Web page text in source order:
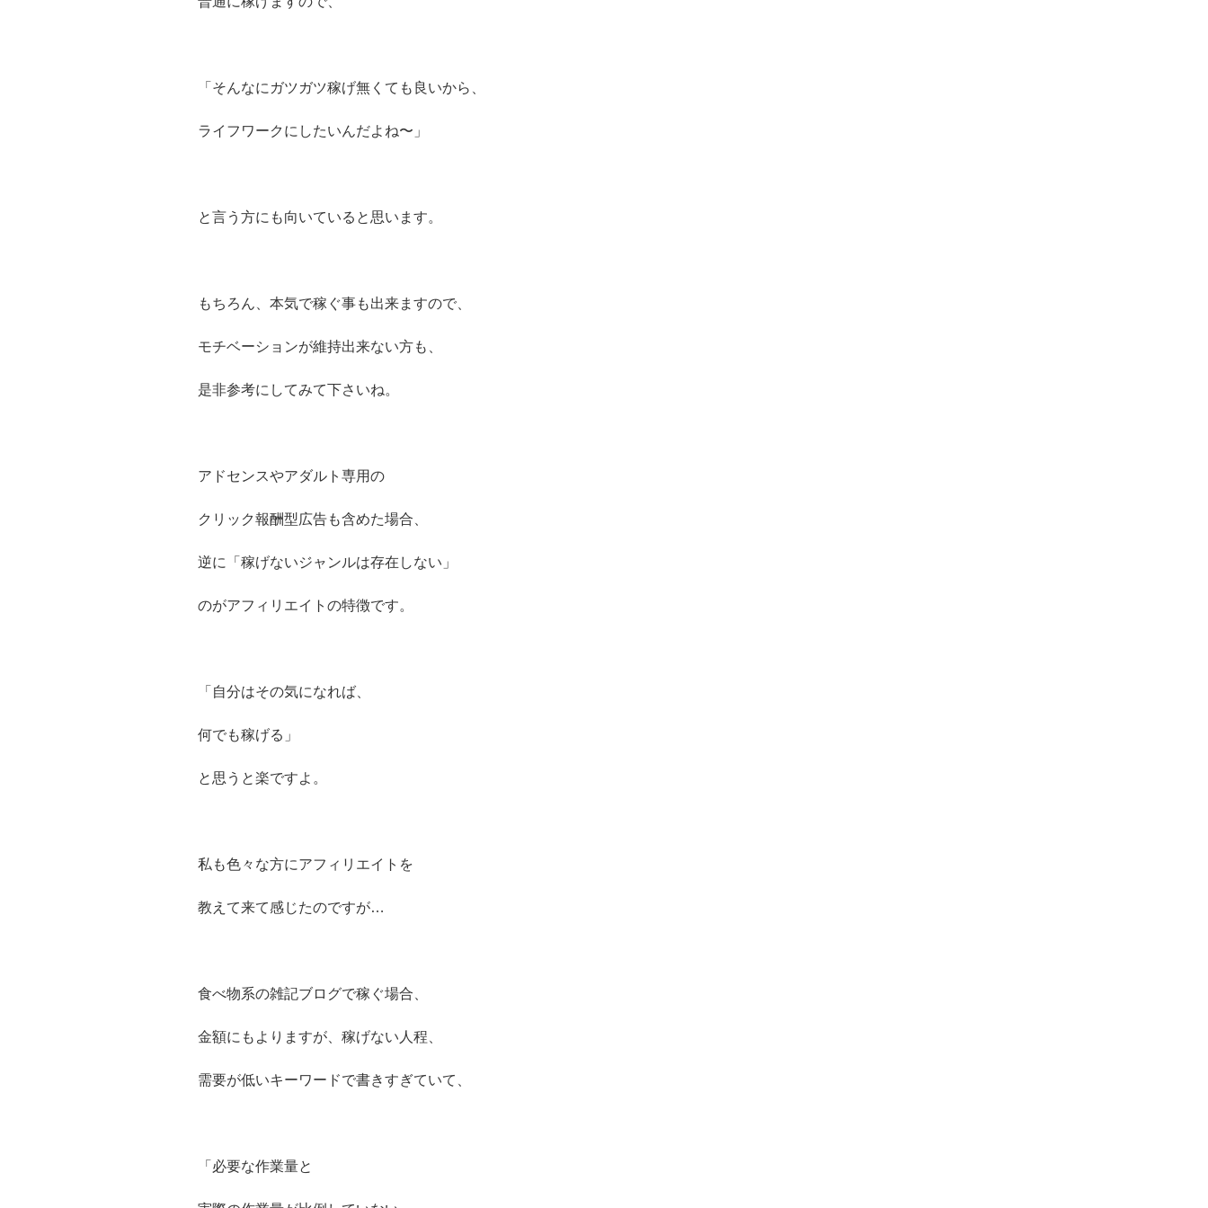
「そんなにガツガツ稼げ無くても良いから、
ライフワークにしたいんだよね〜」
と言う方にも向いていると思います。
もちろん、本気で稼ぐ事も出来ますので、
モチベーションが維持出来ない方も、
是非参考にしてみて下さいね。
アドセンスやアダルト専用の
クリック報酬型広告も含めた場合、
逆に「稼げないジャンルは存在しない」
のがアフィリエイトの特徴です。
「自分はその気になれば、
何でも稼げる」
と思うと楽ですよ。
私も色々な方にアフィリエイトを
教えて来て感じたのですが…
食べ物系の雑記ブログで稼ぐ場合、
金額にもよりますが、稼げない人程、
需要が低いキーワードで書きすぎていて、
「必要な作業量と